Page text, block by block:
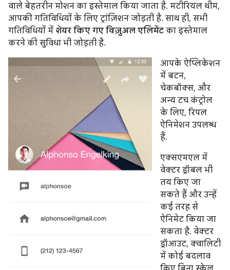
वाले बेहतरीन मोशन का इस्तेमाल किया जाता है. मटीरियल थीम,
आपकी गतिविधियों के लिए ट्रांज़िशन जोड़ती है. साथ ही, सभी
गतिविधियों में शेयर किए गए विज़ुअल एलिमेंट का इस्तेमाल
करने की सुविधा भी जोड़ती है.
आपके ऐप्लिकेशन
में बटन,
चेकबॉक्स, और
अन्य टच कंट्रोल
के लिए, रिपल
ऐनिमेशन उपलब्ध
हैं.
एक्सएमएल में
वेक्टर ड्रॉबल भी
तय किए जा
सकते हैं और उन्हें
कई तरह से
ऐनिमेट किया जा
सकता है. वेक्टर
ड्रॉआउट, क्वालिटी
में कोई बदलाव